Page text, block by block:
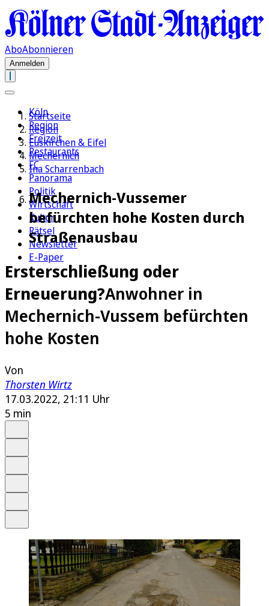
AboAbonnieren
Anmelden
Köln
Region
Freizeit
Restaurants
FC
Panorama
Politik
Wirtschaft
Kultur
Rätsel
Newsletter
E-Paper
Startseite
Region
Euskirchen & Eifel
Mechernich
Ina Scharrenbach
Mechernich-Vussemer
befürchten hohe Kosten durch
Straßenausbau
Ersterschließung oder
Erneuerung?Anwohner in
Mechernich-Vussem befürchten
hohe Kosten
Von
Thorsten Wirtz
17.03.2022, 21:11 Uhr
5 min